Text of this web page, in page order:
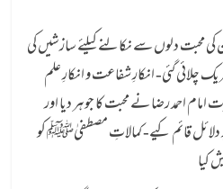
محبت دلوں سے نکالنے کیلئے سازشیں کی
چلائی گئی- انکارِ شفاعت و انکارِ علم
احمد رضا نے محبت کا جوہر دیا اور
دلائل قائم کیے- کمالاتِ مصطفیٰﷺ کو
کیا